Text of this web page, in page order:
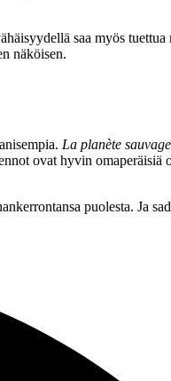
saa myös tuettua
näköisen.
La planète sauvage
ovat hyvin omaperäisiä
puolesta. Ja